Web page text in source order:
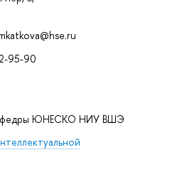
95-90
ЮНЕСКО НИУ ВШЭ